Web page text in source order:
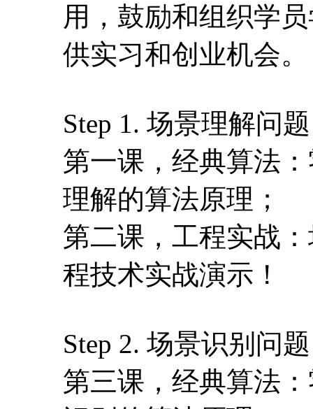
用，鼓励和组织学
供实习和创业机会。
Step 1. 场景理解问
第一课，经典算法
理解的算法原理；
第二课，工程实战
程技术实战演示！
Step 2. 场景识别问题
第三课，经典算法